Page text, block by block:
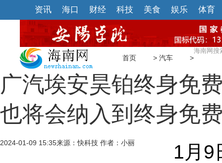
资讯 海口 财经 科技 美食 娱乐 体育
首页 > 汽车 >
广汽埃安昊铂终身免
也将会纳入到终身免
2024-01-09 15:35来源：快科技 作者：小丽
1月9日